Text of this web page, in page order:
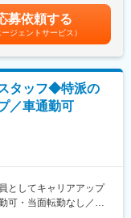
、自分なりの営業スタ
れから始まる工事内容
月）■賞与：年2回（7・
当：地域手当10,000円
を通じて上下する可能
めた表記です。
募依頼する
ージェントサービス）
タッフ◆特派の
／車通勤可
としてキャリアアップ
可・当面転勤なし／シ